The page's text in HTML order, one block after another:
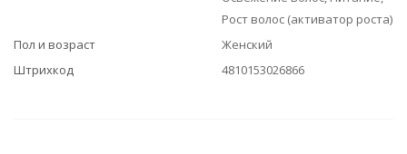
Рост волос (активатор роста)
Пол и возраст
Женский
Штрихкод
4810153026866